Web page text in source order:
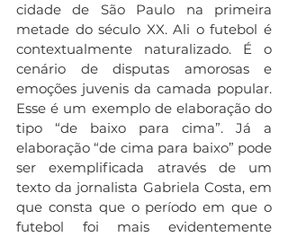
cidade de São Paulo na primeira
metade do século XX. Ali o futebol é
contextualmente naturalizado. É o
cenário de disputas amorosas e
emoções juvenis da camada popular.
Esse é um exemplo de elaboração do
tipo “de baixo para cima”. Já a
elaboração “de cima para baixo” pode
ser exemplificada através de um
texto da jornalista Gabriela Costa, em
que consta que o período em que o
futebol foi mais evidentemente